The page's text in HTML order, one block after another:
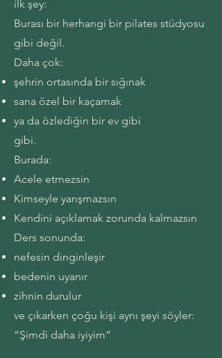
ilk şey:
Burası bir herhangi bir pilates stüdyosu
gibi değil.
Daha çok:
şehrin ortasında bir sığınak
sana özel bir kaçamak
ya da özlediğin bir ev gibi
gibi.
Burada:
Acele etmezsin
Kimseyle yarışmazsın
Kendini açıklamak zorunda kalmazsın
Ders sonunda:
nefesin dinginleşir
bedenin uyanır
zihnin durulur
ve çıkarken çoğu kişi aynı şeyi söyler:
“Şimdi daha iyiyim”